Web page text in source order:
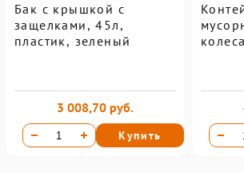
Бак с крышкой с
защелками, 45л,
пластик, зеленый
3 008,70 руб.
Купить